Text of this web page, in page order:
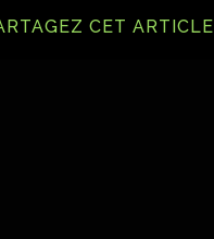
CET ARTICLE